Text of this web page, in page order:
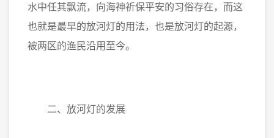
水中任其飘流，向海神祈保平安的习俗存在，而这
也就是最早的放河灯的用法，也是放河灯的起源，
被两区的渔民沿用至今。
二、放河灯的发展